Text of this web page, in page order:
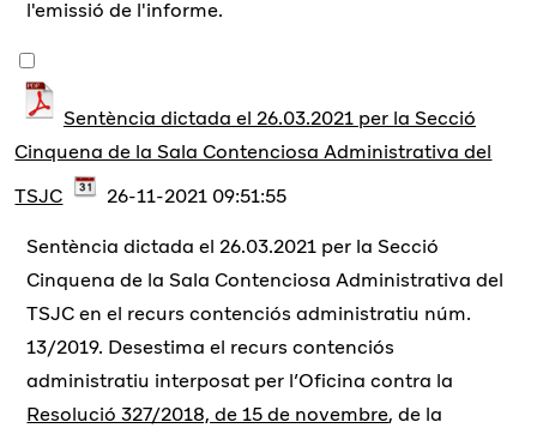
l'emissió de l'informe.
Sentència dictada el 26.03.2021 per la Secció
Cinquena de la Sala Contenciosa Administrativa del
TSJC
26-11-2021 09:51:55
Sentència dictada el 26.03.2021 per la Secció
Cinquena de la Sala Contenciosa Administrativa del
TSJC en el recurs contenciós administratiu núm.
13/2019. Desestima el recurs contenciós
administratiu interposat per l’Oficina contra la
Resolució 327/2018, de 15 de novembre, de la